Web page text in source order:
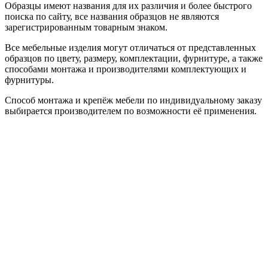
Образцы имеют названия для их различия и более быстрого
поиска по сайту, все названия образцов не являются
зарегистрированным товарным знаком.
Все мебельные изделия могут отличаться от представленных
образцов по цвету, размеру, комплектации, фурнитуре, а также
способами монтажа и производителями комплектующих и
фурнитуры.
Способ монтажа и крепёж мебели по индивидуальному заказу
выбирается производителем по возможности её применения.